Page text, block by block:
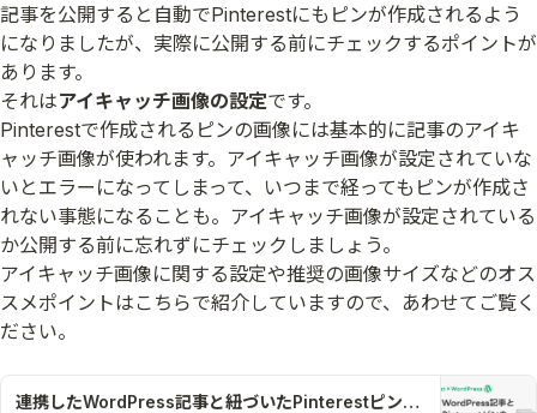
記事を公開すると自動でPinterestにもピンが作成されるよう
になりましたが、実際に公開する前にチェックするポイントが
あります。
それはアイキャッチ画像の設定です。
Pinterestで作成されるピンの画像には基本的に記事のアイキ
ャッチ画像が使われます。アイキャッチ画像が設定されていな
いとエラーになってしまって、いつまで経ってもピンが作成さ
れない事態になることも。アイキャッチ画像が設定されている
か公開する前に忘れずにチェックしましょう。
アイキャッチ画像に関する設定や推奨の画像サイズなどのオス
スメポイントはこちらで紹介していますので、あわせてご覧く
ださい。
連携したWordPress記事と紐づいたPinterestピンのアイキャッチ画像をそれぞれ違う画像にする方法